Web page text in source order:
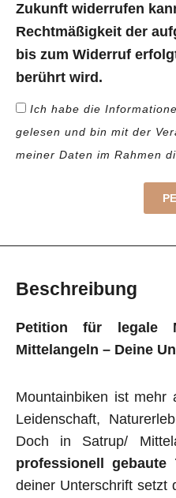
Beschreibung
Petition für legale
Mittelangeln – Deine
Mountainbiken ist
Leidenschaft,
Doch in Satrup/
professionell gebaute
deiner Unterschrift setzt
Zukunft widerrufen
Rechtmäßigkeit der
bis zum Widerruf
berührt wird.
Ich habe die
gelesen und bin mit der
meiner Daten im Rahmen